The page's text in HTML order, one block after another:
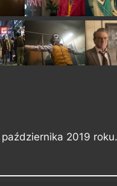
października 2019 roku.